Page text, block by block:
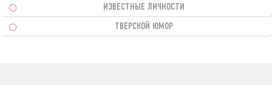
ИЗВЕСТНЫЕ ЛИЧНОСТИ
ТВЕРСКОЙ ЮМОР